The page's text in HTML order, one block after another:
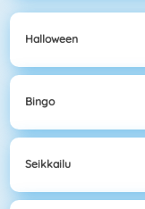
Halloween
Bingo
Seikkailu